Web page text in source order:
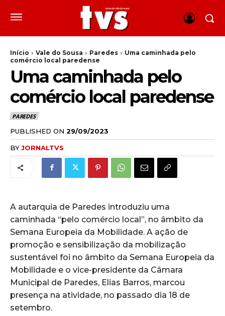
Início Vale do Sousa Paredes
Uma caminhada pelo
comércio local paredense
Uma caminhada pelo
comércio local paredense
PAREDES
PUBLISHED ON 29/09/2023
BYJORNALTVS
A autarquia de Paredes introduziu uma
caminhada “pelo comércio local”, no âmbito da
Semana Europeia da Mobilidade. A ação de
promoção e sensibilização da mobilização
sustentável foi no âmbito da Semana Europeia da
Mobilidade e o vice-presidente da Câmara
Municipal de Paredes, Elias Barros, marcou
presença na atividade, no passado dia 18 de
setembro.